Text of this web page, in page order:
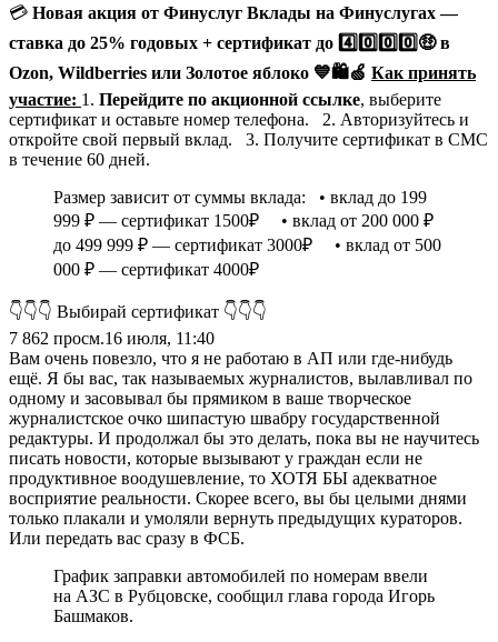
💳 Новая акция от Финуслуг Вклады на Финуслугах—
ставка до 25% годовых + сертификат до 4️⃣ 0️⃣ 0️⃣ 0️⃣ 🤑в
Ozon, Wildberries или Золотое яблоко 💙🛍🍏 Как принять
участие: 1. Перейдите по акционной ссылке, выберите
сертификат и оставьте номер телефона. 2. Авторизуйтесь и
откройте свой первый вклад. 3. Получите сертификат в СМС
в течение 60 дней.
Размер зависит от суммы вклада: • вклад до 199
999 ₽ — сертификат 1500₽ • вклад от 200 000 ₽
до 499 999 ₽ — сертификат 3000₽ • вклад от 500
000 ₽ — сертификат 4000₽
👇👇👇 Выбирай сертификат 👇👇👇
7 862 просм.16 июля, 11:40
Вам очень повезло, что я не работаю в АП или где-нибудь
ещё. Я бы вас, так называемых журналистов, вылавливал по
одному и засовывал бы прямиком в ваше творческое
журналистское очко шипастую швабру государственной
редактуры. И продолжал бы это делать, пока вы не научитесь
писать новости, которые вызывают у граждан если не
продуктивное воодушевление, то ХОТЯ БЫ адекватное
восприятие реальности. Скорее всего, вы бы целыми днями
только плакали и умоляли вернуть предыдущих кураторов.
Или передать вас сразу в ФСБ.
График заправки автомобилей по номерам ввели
на АЗС в Рубцовске, сообщил глава города Игорь
Башмаков.